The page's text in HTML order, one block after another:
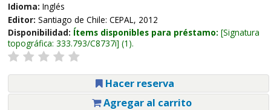
Idioma: Inglés
Editor: Santiago de Chile: CEPAL, 2012
Disponibilidad: Ítems disponibles para préstamo: Signatura
topográfica: 333.793/C8737i (1).
Hacer reserva
Agregar al carrito